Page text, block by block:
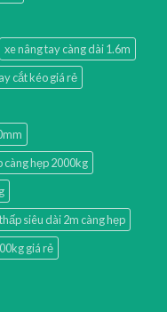
xe nâng tay càng dài 1.6m
cắt kéo giá rẻ
càng hẹp 2000kg
siêu dài 2m càng hẹp
giá rẻ